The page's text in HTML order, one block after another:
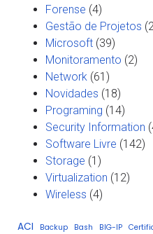
Forense (4)
Gestão de Projetos
Microsoft (39)
Monitoramento (2)
Network (61)
Novidades (18)
Programing (14)
Security Information
Software Livre (142)
Storage (1)
Virtualization (12)
Wireless (4)
ACI Backup Bash BIG-IP